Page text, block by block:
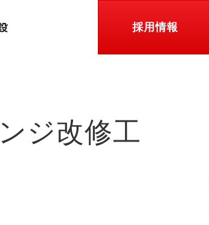
採用情報
ジ改修工